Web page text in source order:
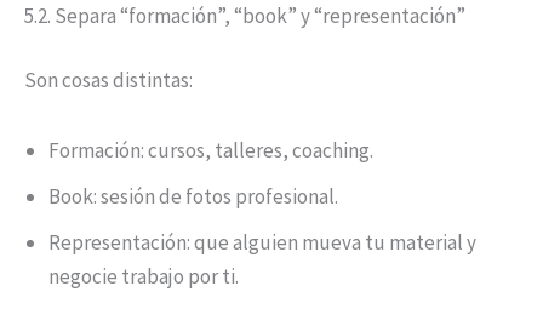
5.2. Separa “formación”, “book” y “representación”
Son cosas distintas:
Formación: cursos, talleres, coaching.
Book: sesión de fotos profesional.
Representación: que alguien mueva tu material y
negocie trabajo por ti.